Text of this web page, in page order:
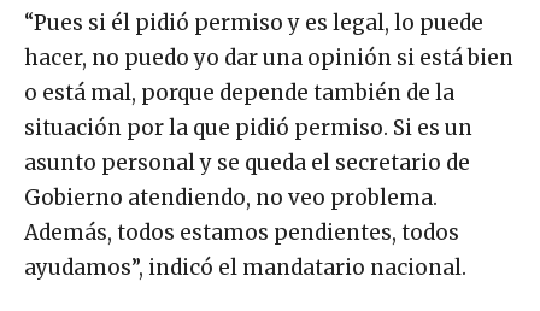
“Pues si él pidió permiso y es legal, lo puede
hacer, no puedo yo dar una opinión si está bien
o está mal, porque depende también de la
situación por la que pidió permiso. Si es un
asunto personal y se queda el secretario de
Gobierno atendiendo, no veo problema.
Además, todos estamos pendientes, todos
ayudamos”, indicó el mandatario nacional.